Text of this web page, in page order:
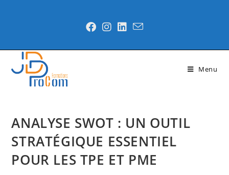
Menu
ANALYSE SWOT : UN OUTIL
STRATÉGIQUE ESSENTIEL
POUR LES TPE ET PME